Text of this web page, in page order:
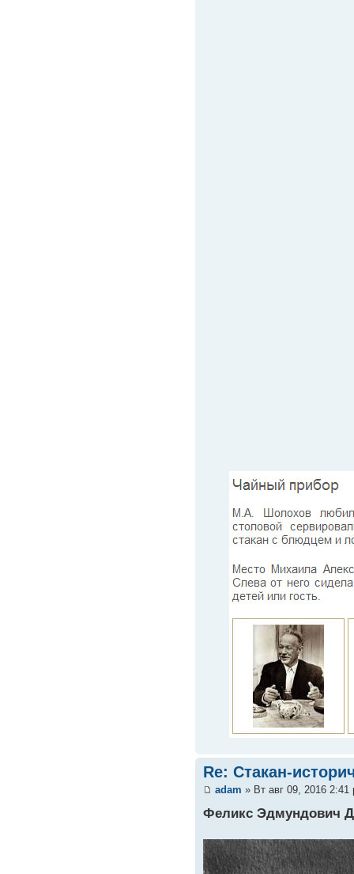
Re: Стакан-
adam » Вт авг 09, 2016 2:41
Феликс Эдмундович